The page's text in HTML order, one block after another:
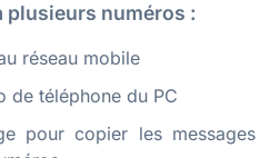
plusieurs numéros :
réseau mobile
de téléphone du PC
pour copier les messages